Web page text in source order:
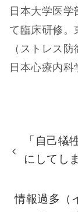
日本大学医
て臨床研修
（ストレス
日本心療内科
「自己
にしてし
情報過多（